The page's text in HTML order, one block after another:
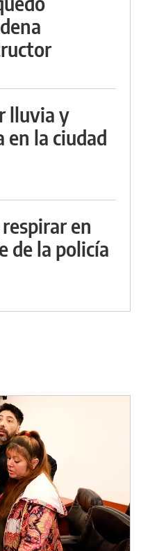
lluvia y
en la ciudad
en
de la policía